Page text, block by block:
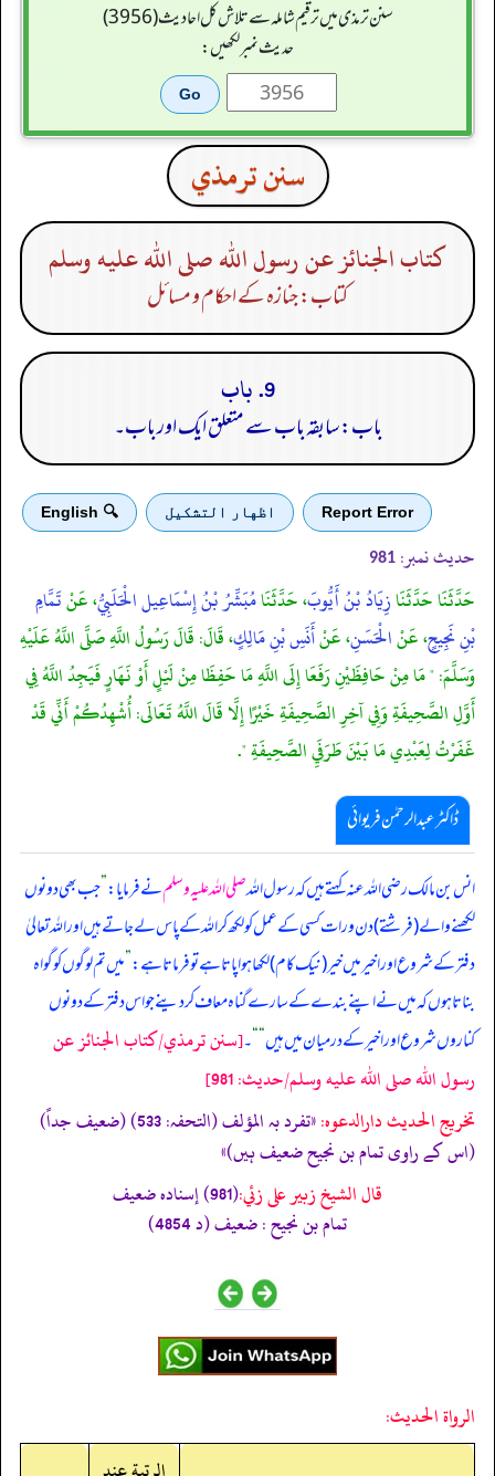
سنن ترمذی میں ترقیم شاملہ سے تلاش کل احادیث (3956)
حدیث نمبر لکھیں:
سنن ترمذي
كتاب الجنائز عن رسول الله صلى الله عليه وسلم
کتاب: جنازہ کے احکام و مسائل
9. باب
باب: سابقہ باب سے متعلق ایک اور باب۔
Report Error اظهار التشكيل 🔍 English
حدیث نمبر: 981
حَدَّثَنَا حَدَّثَنَازِيَادُ بْنُ أَيُّوبَ، حَدَّثَنَامُبَشِّرُ بْنُ إِسْمَاعِيل الْحَلَبِيُّ، عَنْتَمَّامِ
بْنِ نَجِيحٍ، عَنْالْحَسَنِ، عَنْأَنَسِ بْنِ مَالِكٍ، قَالَ: قَالَ رَسُولُ اللَّهِ صَلَّى اللَّهُ عَلَيْهِ
وَسَلَّمَ: " مَا مِنْ حَافِظَيْنِ رَفَعَا إِلَى اللَّهِ مَا حَفِظَا مِنْ لَيْلٍ أَوْ نَهَارٍ فَيَجِدُ اللَّهُ فِي
أَوَّلِ الصَّحِيفَةِ وَفِي آخِرِ الصَّحِيفَةِ خَيْرًا إِلَّا قَالَ اللَّهُ تَعَالَى: أُشْهِدُكُمْ أَنِّي قَدْ
غَفَرْتُ لِعَبْدِي مَا بَيْنَ طَرَفَيِ الصَّحِيفَةِ ".
ڈاکٹر عبدالرحمٰن فریوائی
انس بن مالک رضی الله عنہ کہتے ہیں کہرسول اللہصلی اللہ علیہ وسلمنے فرمایا:”جب بھی دونوں
لکھنے والے (فرشتے) دن و رات کسی کے عمل کو لکھ کر اللہ کے پاس لے جاتے ہیں اور اللہ تعالیٰ
دفتر کے شروع اور اخیر میں خیر (نیک کام) لکھا ہوا پاتا ہے تو فرماتا ہے:”میں تم لوگوں کو گواہ
بناتا ہوں کہ میں نے اپنے بندے کے سارے گناہ معاف کر دینے جو اس دفتر کے دونوں
کناروں شروع اور اخیر کے درمیان میں ہیں“
“۔[سنن ترمذي/كتاب الجنائز عن
رسول الله صلى الله عليه وسلم/حدیث: 981]
تخریج الحدیث دارالدعوہ:
«تفرد بہ المؤلف (التحفہ: 533) (ضعیف جداً)
(اس کے راوی تمام بن نجیح ضعیف ہیں)»
قال الشيخ زبير على زئي:(981) إسناده ضعيف
تمام بن نجيح : ضعيف (د 4854)
الرواة الحديث: